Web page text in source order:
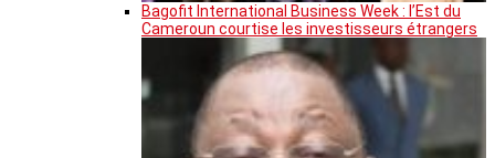
Bagofit International Business Week : l’Est du
Cameroun courtise les investisseurs étrangers